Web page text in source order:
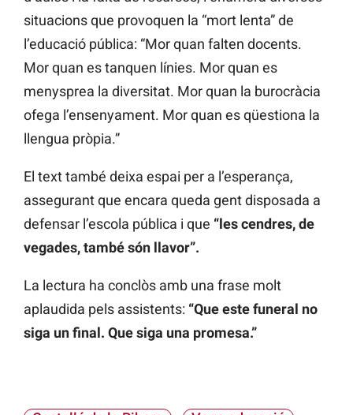
situacions que provoquen la “mort lenta” de
l’educació pública: “Mor quan falten docents.
Mor quan es tanquen línies. Mor quan es
menysprea la diversitat. Mor quan la burocràcia
ofega l’ensenyament. Mor quan es qüestiona la
llengua pròpia.”
El text també deixa espai per a l’esperança,
assegurant que encara queda gent disposada a
defensar l’escola pública i que “les cendres, de
vegades, també són llavor”.
La lectura ha conclòs amb una frase molt
aplaudida pels assistents: “Que este funeral no
siga un final. Que siga una promesa.”